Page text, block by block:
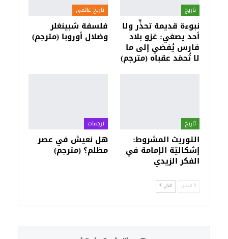
تاريخ
نبوءة قديمة تحذِّر ولا
أحد يصغي: غزو بلاد
فارس يُفضي إلى ما
لا تُحمَد عقباه (مترجم)
تاريخ عالمي
فلسفة شبينغلر
وضلال أوروبا (مترجم)
تاريخ
التوريث المشروط:
إشكاليّة الإمامة في
الفكر الزيدي
ترجمات
هل نعيش في عصر
مظلم؟ (مترجم)
السابق التالي